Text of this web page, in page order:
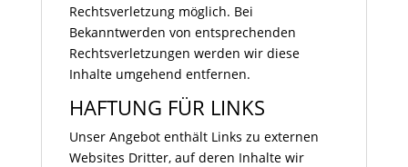
Rechtsverletzung möglich. Bei
Bekanntwerden von entsprechenden
Rechtsverletzungen werden wir diese
Inhalte umgehend entfernen.
HAFTUNG FÜR LINKS
Unser Angebot enthält Links zu externen
Websites Dritter, auf deren Inhalte wir